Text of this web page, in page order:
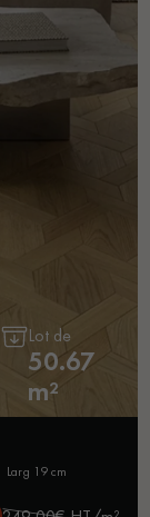
Lot de
50.67
m²
larg 19 cm